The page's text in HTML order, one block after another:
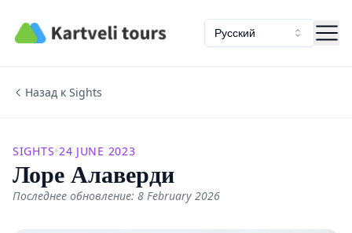
Kartveli Tours Русский
Назад к Sights
SIGHTS•24 JUNE 2023
Лоре Алаверди
Последнее обновление: 8 February 2026